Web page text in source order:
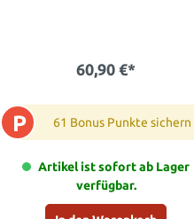
60,90 €*
P 61 Bonus Punkte sichern
Artikel ist sofort ab Lager
verfügbar.